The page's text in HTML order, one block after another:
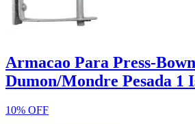
Armacao Para Press-Bown
Dumon/Mondre Pesada 1
10% OFF